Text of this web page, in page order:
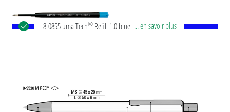
8-0855 uma Tech® Refill 1.0 blue Recharge géante
norme ISO. La recharge uma Tech Refill 1.0 offre
une expérience d'écriture agréable et douce.
... en savoir plus